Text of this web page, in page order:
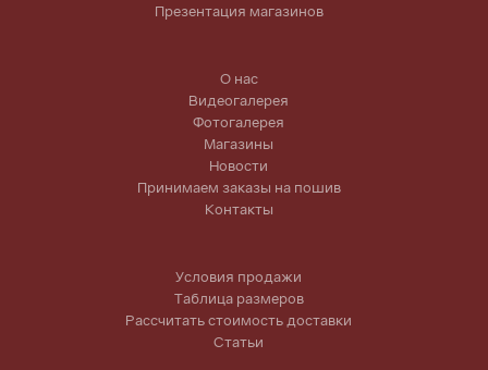
Презентация магазинов
О нас
Видеогалерея
Фотогалерея
Магазины
Новости
Принимаем заказы на пошив
Контакты
Условия продажи
Таблица размеров
Рассчитать стоимость доставки
Статьи